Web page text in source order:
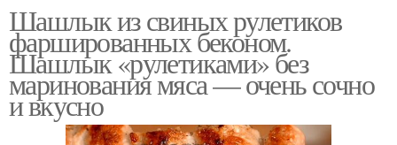
Шашлык из свиных рулетиков
фаршированных беконом.
Шашлык «рулетиками» без
маринования мяса — очень сочно
и вкусно